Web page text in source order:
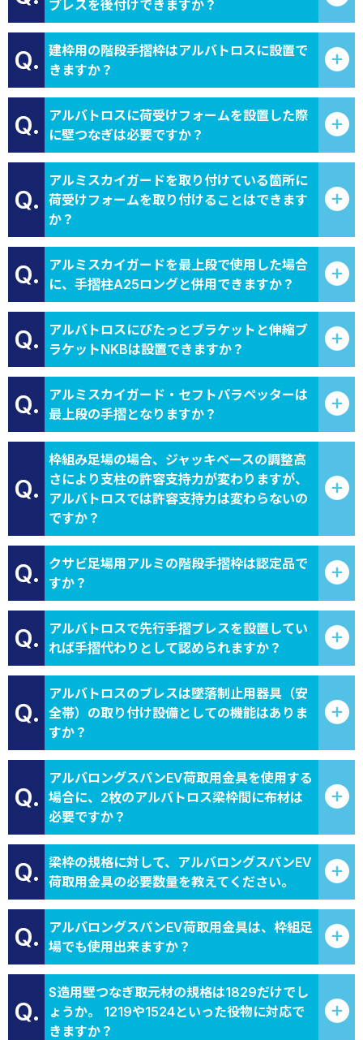
ブレスを後付けできますか？
Q.
建枠用の階段手摺枠はアルバトロスに設置で
きますか？
Q.
アルバトロスに荷受けフォームを設置した際
に壁つなぎは必要ですか？
Q.
アルミスカイガードを取り付けている箇所に
荷受けフォームを取り付けることはできます
か？
Q.
アルミスカイガードを最上段で使用した場合
に、手摺柱A25ロングと併用できますか？
Q.
アルバトロスにぴたっとブラケットと伸縮ブ
ラケットNKBは設置できますか？
Q.
アルミスカイガード・セフトパラペッターは
最上段の手摺となりますか？
Q.
枠組み足場の場合、ジャッキベースの調整高
さにより支柱の許容支持力が変わりますが、
アルバトロスでは許容支持力は変わらないの
ですか？
Q.
クサビ足場用アルミの階段手摺枠は認定品で
すか？
Q.
アルバトロスで先行手摺ブレスを設置してい
れば手摺代わりとして認められますか？
Q.
アルバトロスのブレスは墜落制止用器具（安
全帯）の取り付け設備としての機能はありま
すか？
Q.
アルバロングスパンEV荷取用金具を使用する
場合に、2枚のアルバトロス梁枠間に布材は
必要ですか？
Q.
梁枠の規格に対して、アルバロングスパンEV
荷取用金具の必要数量を教えてください。
Q.
アルバロングスパンEV荷取用金具は、枠組足
場でも使用出来ますか？
Q.
S造用壁つなぎ取元材の規格は1829だけでし
ょうか。 1219や1524といった役物に対応で
きますか？